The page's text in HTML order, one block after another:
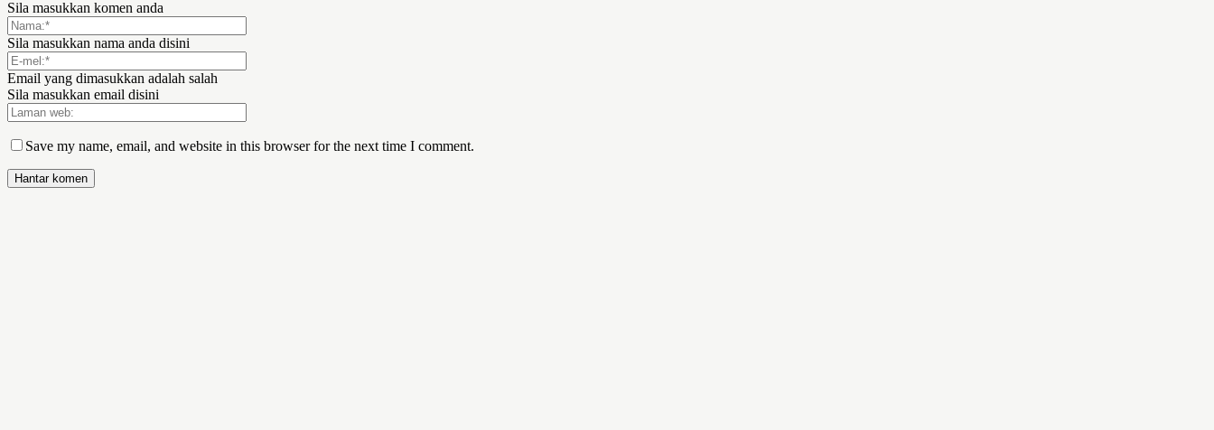
Sila masukkan komen anda
Sila masukkan nama anda disini
Email yang dimasukkan adalah salah
Sila masukkan email disini
Save my name, email, and website in this browser for the next time I comment.